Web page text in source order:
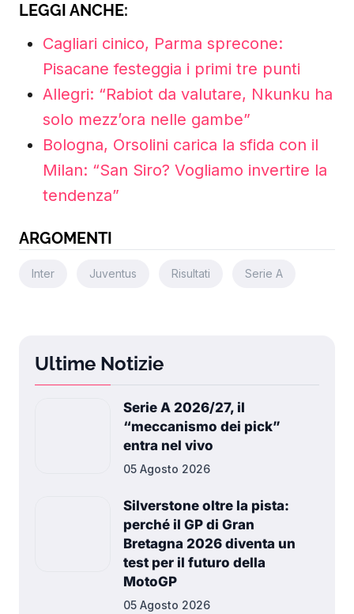
LEGGI ANCHE:
Cagliari cinico, Parma sprecone:
Pisacane festeggia i primi tre punti
Allegri: “Rabiot da valutare, Nkunku ha
solo mezz’ora nelle gambe”
Bologna, Orsolini carica la sfida con il
Milan: “San Siro? Vogliamo invertire la
tendenza”
ARGOMENTI
Inter Juventus Risultati Serie A
Ultime Notizie
Serie A 2026/27, il
“meccanismo dei pick”
entra nel vivo
05 Agosto 2026
Silverstone oltre la pista:
perché il GP di Gran
Bretagna 2026 diventa un
test per il futuro della
MotoGP
05 Agosto 2026